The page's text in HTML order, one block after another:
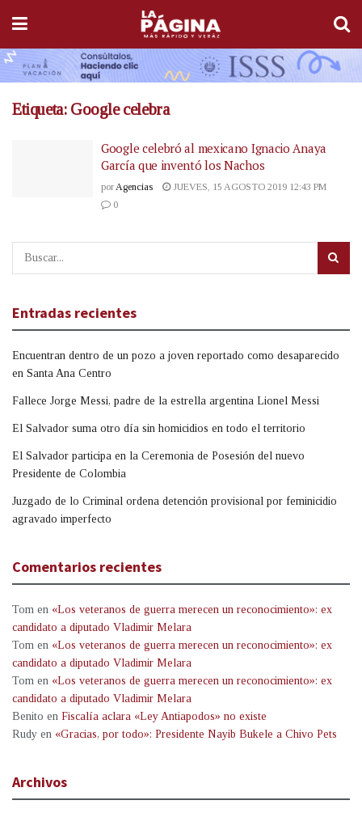
Etiqueta: Google celebra
Google celebró al mexicano Ignacio Anaya
García que inventó los Nachos
por Agencias
JUEVES, 15 AGOSTO 2019 12:43 PM
0
Entradas recientes
Encuentran dentro de un pozo a joven reportado como desaparecido
en Santa Ana Centro
Fallece Jorge Messi, padre de la estrella argentina Lionel Messi
El Salvador suma otro día sin homicidios en todo el territorio
El Salvador participa en la Ceremonia de Posesión del nuevo
Presidente de Colombia
Juzgado de lo Criminal ordena detención provisional por feminicidio
agravado imperfecto
Comentarios recientes
Tom en «Los veteranos de guerra merecen un reconocimiento»: ex
candidato a diputado Vladimir Melara
Tom en «Los veteranos de guerra merecen un reconocimiento»: ex
candidato a diputado Vladimir Melara
Tom en «Los veteranos de guerra merecen un reconocimiento»: ex
candidato a diputado Vladimir Melara
Benito en Fiscalía aclara «Ley Antiapodos» no existe
Rudy en «Gracias, por todo»: Presidente Nayib Bukele a Chivo Pets
Archivos